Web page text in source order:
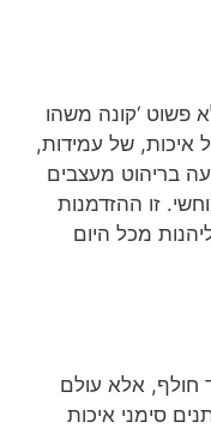
‘קונה משהו
איכות, של עמידות,
בריהוט מעצבים
זו ההזדמנות
מכל היום
חולף, אלא עולם
סימני איכות